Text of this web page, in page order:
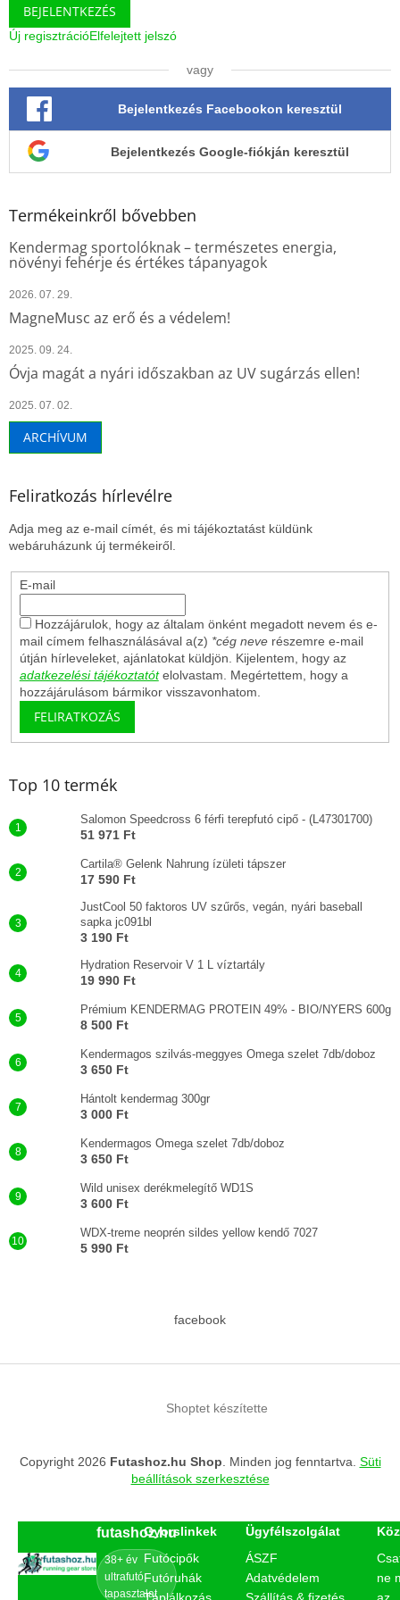
e
m
e
i
BEJELENTKEZÉS
Új regisztrációElfelejtett jelszó
vagy
Bejelentkezés Facebookon keresztül
Bejelentkezés Google-fiókján keresztül
Termékeinkről bővebben
Kendermag sportolóknak – természetes energia,
növényi fehérje és értékes tápanyagok
2026. 07. 29.
MagneMusc az erő és a védelem!
2025. 09. 24.
Óvja magát a nyári időszakban az UV sugárzás ellen!
2025. 07. 02.
ARCHÍVUM
Feliratkozás hírlevélre
Adja meg az e-mail címét, és mi tájékoztatást küldünk
webáruházunk új termékeiről.
E-mail
Hozzájárulok, hogy az általam önként megadott nevem és e-
mail címem felhasználásával a(z) *cég neverészemre e-mail
útján hírleveleket, ajánlatokat küldjön. Kijelentem, hogy az
adatkezelési tájékoztatót elolvastam. Megértettem, hogy a
hozzájárulásom bármikor visszavonhatom.
FELIRATKOZÁS
Top 10 termék
Salomon Speedcross 6 férfi terepfutó cipő - (L47301700)
51 971 Ft
Cartila® Gelenk Nahrung ízületi tápszer
17 590 Ft
JustCool 50 faktoros UV szűrős, vegán, nyári baseball
sapka jc091bl
3 190 Ft
Hydration Reservoir V 1 L víztartály
19 990 Ft
Prémium KENDERMAG PROTEIN 49% - BIO/NYERS 600g
8 500 Ft
Kendermagos szilvás-meggyes Omega szelet 7db/doboz
3 650 Ft
Hántolt kendermag 300gr
3 000 Ft
Kendermagos Omega szelet 7db/doboz
3 650 Ft
Wild unisex derékmelegítő WD1S
3 600 Ft
WDX-treme neoprén sildes yellow kendő 7027
5 990 Ft
facebook
Shoptet készítette
Copyright 2026 Futashoz.hu Shop . Minden jog fenntartva. Süti
beállítások szerkesztése
futashoz.hu
38+ év
ultrafutó
tapasztalat
Gyorslinkek
Futócipők
Futóruhák
Ügyfélszolgálat
ÁSZF
Adatvédelem
ne